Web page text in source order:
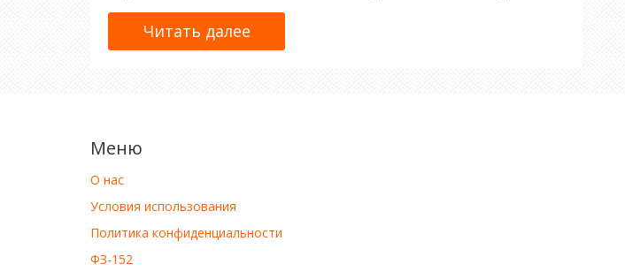
Читать далее
Меню
О нас
Условия использования
Политика конфиденциальности
ФЗ-152